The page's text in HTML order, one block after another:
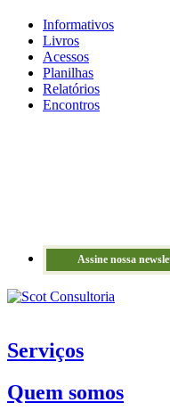
Informativos
Livros
Acessos
Planilhas
Relatórios
Encontros
Assine nossa
Serviços
Quem somos